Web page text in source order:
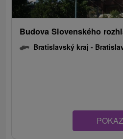
Budova Slovenského
Bratislavský kraj -
POKAZ